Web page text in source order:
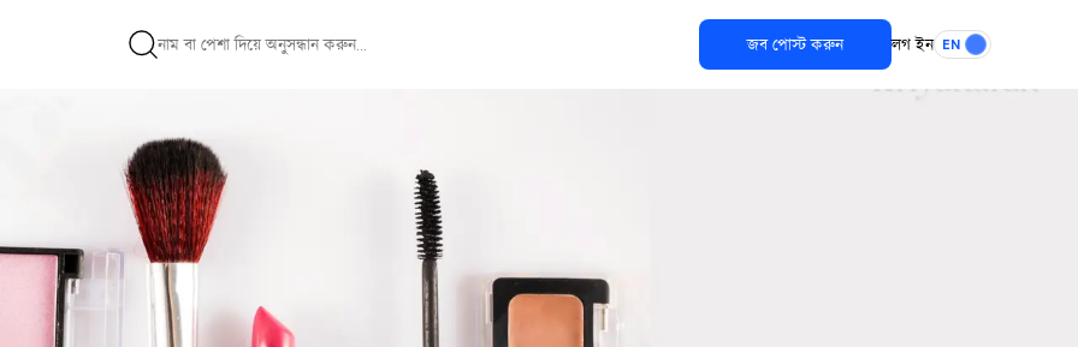
এদক্ষ।ক্লায়েন্টেরচাহিদাঅনুযায়ীসুন্দর,দীর্ঘস্থায়ীওমানসম্মতসেবাপ্রদানকরি।
জব পোস্ট করুন লগ ইন EN